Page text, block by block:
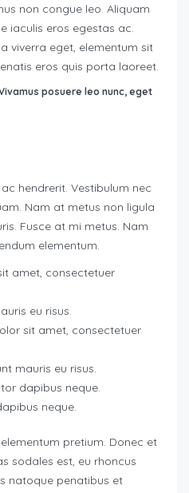
non congue leo. Aliquam
iaculis eros egestas ac.
viverra eget, elementum sit
eros quis porta laoreet.
posuere leo nunc, eget
hendrerit. Vestibulum nec
Nam at metus non ligula
Fusce at mi metus. Nam
elementum.
amet, consectetuer
eu risus.
sit amet, consectetuer
mauris eu risus.
dapibus neque.
neque.
pretium. Donec et
sodales est, eu rhoncus
natoque penatibus et